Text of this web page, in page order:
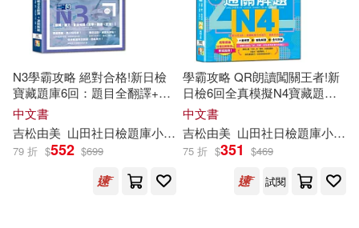
周寶庫（編著）(1) 周小兵(1)
喇拉曲智仁波切(1)
夏爾匝·扎西堅贊(1)
北方婦女兒童出版社(1)
匯識教育出版社(1)
南方日報出版社(1)
印刷工業出版社(1)
N3學霸攻略 絕對合格!新日檢
寶藏題庫6回：題目全翻譯+通
關解題【讀解、聽力、言語知
識〈文字、語彙、文法〉】
(16K+6回QR Code線上音檔)
中文書
吉松由美 山田社日檢題庫小組 林勝田 田中陽子 西村惠子
79 折 $552 $699
學霸攻略 QR朗讀闖關王者!新
日檢6回全真模擬N4寶藏題庫
+通關解題【讀解、聽力、言語
知識〈文字、語彙、文法〉】
(16K+6回QR Code線上音檔)
中文書
吉松由美 山田社日檢題庫小組
75 折 $351 $469
試閱